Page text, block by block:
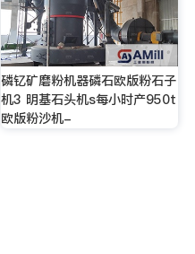
磷钇矿磨粉机器磷石欧版粉石子
机3 明基石头机s每小时产950t
欧版粉沙机-